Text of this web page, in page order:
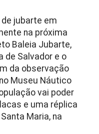
jubarte em
na próxima
Baleia Jubarte,
de Salvador e o
da observação
Museu Náutico
vai poder
e uma réplica
Maria, na